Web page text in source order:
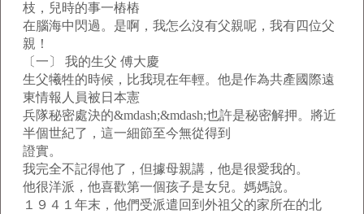
枝，兒時的事一樁樁
在腦海中閃過。是啊，我怎么沒有父親呢，我有四位父
親！
〔一〕 我的生父 傅大慶
生父犧牲的時候，比我現在年輕。他是作為共產國際遠
東情報人員被日本憲
兵隊秘密處決的&mdash;&mdash;也許是秘密解押。將近
半個世紀了，這一細節至今無從得到
證實。
我完全不記得他了，但據母親講，他是很愛我的。
他很洋派，他喜歡第一個孩子是女兒。媽媽說。
１９４１年末，他們受派遣回到外祖父的家所在的北